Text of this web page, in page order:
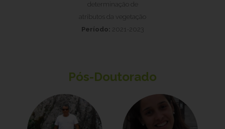
determinação de
atributos da vegetação
Período: 2021-2023
Pós-Doutorado